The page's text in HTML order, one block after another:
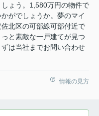
しょう。1,580万円の物件で
がでしょうか。夢のマイ
北区の可部線可部付近で
と素敵な一戸建てが見つ
は当社までお問い合わせ
情報の見方